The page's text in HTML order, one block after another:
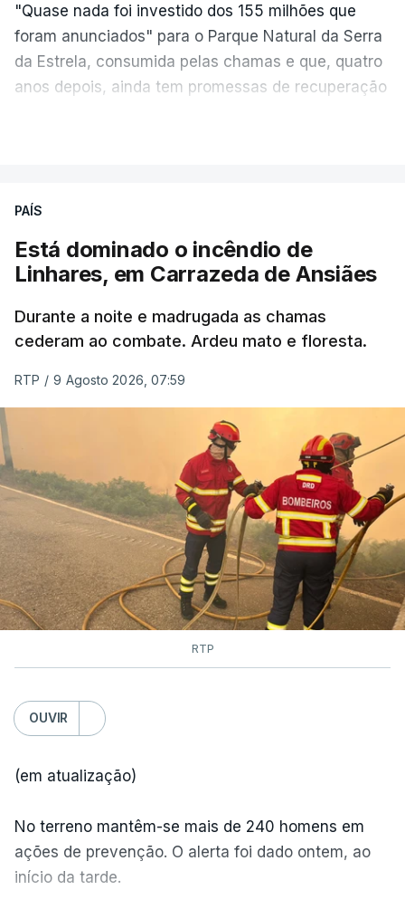
"Quase nada foi investido dos 155 milhões que
foram anunciados" para o Parque Natural da Serra
da Estrela, consumida pelas chamas e que, quatro
anos depois, ainda tem promessas de recuperação
ESTE CONTEÚDO ESTÁ NESTE
PAÍS
Está dominado o incêndio de
Linhares, em Carrazeda de Ansiães
Durante a noite e madrugada as chamas
cederam ao combate. Ardeu mato e floresta.
RTP / 9 Agosto 2026, 07:59
RTP
OUVIR
(em atualização)
No terreno mantêm-se mais de 240 homens em
ações de prevenção. O alerta foi dado ontem, ao
início da tarde.